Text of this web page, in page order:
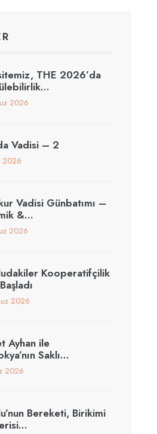
THE 2026’da
2026
Vadisi – 2
2026
Vadisi Günbatımı –
&…
2026
Kooperatifçilik
2026
Ayhan ile
Saklı…
2026
Bereketi, Birikimi